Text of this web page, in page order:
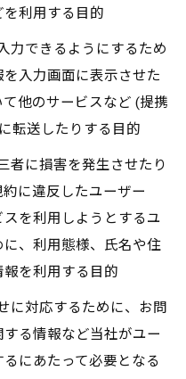
利用する目的
力できるようにするため
入力画面に表示させた
他のサービスなど (提携
転送したりする目的
者に損害を発生させたり
に違反したユーザー
を利用しようとするユ
、利用態様、氏名や住
を利用する目的
に対応するために、お問
る情報など当社がユー
にあたって必要となる